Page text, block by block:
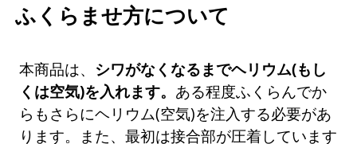
ふくらませ方について
本商品は、 シワがなくなるまでヘリウム(もし
くは空気)を入れます。 ある程度ふくらんでか
らもさらにヘリウム(空気)を注入する必要があ
ります。また、最初は接合部が圧着しています